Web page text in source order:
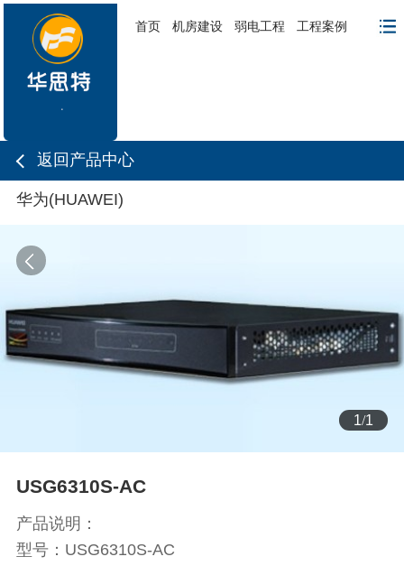
首页 机房建设 弱电工程 工程案例
返回产品中心
华为(HUAWEI)
1/1
USG6310S-AC
产品说明：
型号：USG6310S-AC